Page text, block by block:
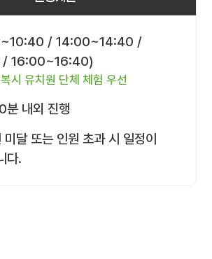
/ 14:00~14:40 /
16:00~16:40)
시 유치원 단체 체험 우선
분 내외 진행
달 또는 인원 초과 시 일정이
다.